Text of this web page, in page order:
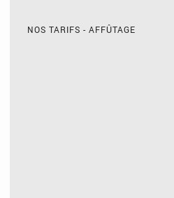
NOS TARIFS - AFFÛTAGE